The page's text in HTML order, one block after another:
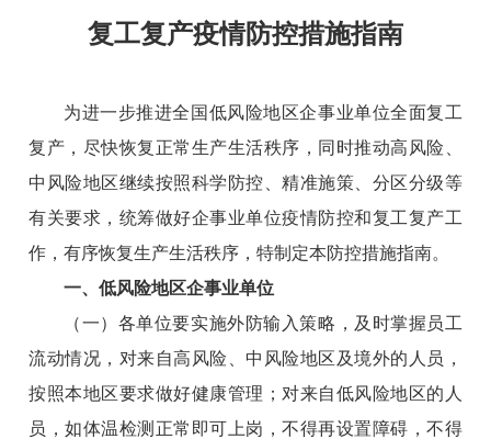
复工复产疫情防控措施指南
为进一步推进全国低风险地区企事业单位全面复工
复产，尽快恢复正常生产生活秩序，同时推动高风险、
中风险地区继续按照科学防控、精准施策、分区分级等
有关要求，统筹做好企事业单位疫情防控和复工复产工
作，有序恢复生产生活秩序，特制定本防控措施指南。
一、低风险地区企事业单位
（一）各单位要实施外防输入策略，及时掌握员工
流动情况，对来自高风险、中风险地区及境外的人员，
按照本地区要求做好健康管理；对来自低风险地区的人
员，如体温检测正常即可上岗，不得再设置障碍，不得